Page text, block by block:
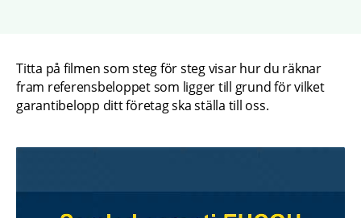
Titta på filmen som steg för steg visar hur du räknar
fram referensbeloppet som ligger till grund för vilket
garantibelopp ditt företag ska ställa till oss.